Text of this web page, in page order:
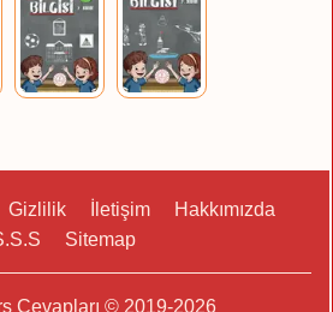
Gizlilik İletişim
Hakkımızda
Sitemap
Cevapları © 2019-2026